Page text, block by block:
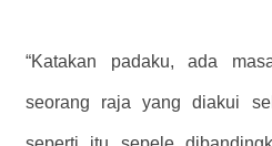
“Katakan padaku, ada
seorang raja yang diakui